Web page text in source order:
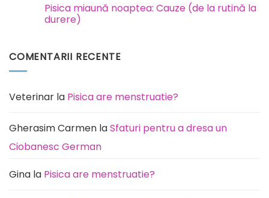
București
Ilfov
la
Rottweiler:
boli
predispusă
Pisica miaună noaptea: Cauze (de la rutină la
durere)
Pisica
la
rutină
COMENTARII RECENTE
Veterinar la Pisica are menstruatie?
Gherasim Carmen laSfaturi pentru a dresa un
Ciobanesc German
Gina la Pisica are menstruatie?